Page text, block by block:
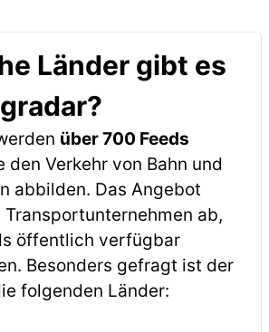
Länder gibt es
über 700 Feeds
den Verkehr von Bahn und
abbilden. Das Angebot
ab,
öffentlich verfügbar
Besonders gefragt ist der
folgenden Länder: